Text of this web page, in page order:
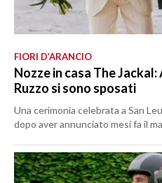
FIORI D’ARANCIO
Nozze in casa The
Ruzzo si sono sposati
Una cerimonia celebrata a San
dopo aver annunciato mesi fa il